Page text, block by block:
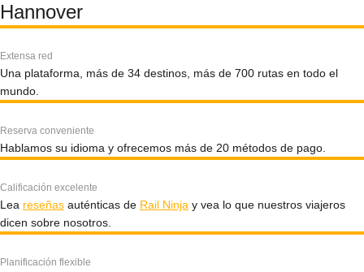
Hannover
Extensa red
Una plataforma, más de 34 destinos, más de 700 rutas en todo el
mundo.
Reserva conveniente
Hablamos su idioma y ofrecemos más de 20 métodos de pago.
Calificación excelente
Lea reseñas auténticas de Rail Ninja y vea lo que nuestros viajeros
dicen sobre nosotros.
Planificación flexible